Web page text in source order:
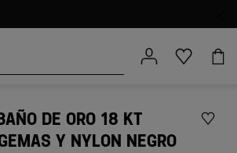
DE ORO 18 KT
Y NYLON NEGRO